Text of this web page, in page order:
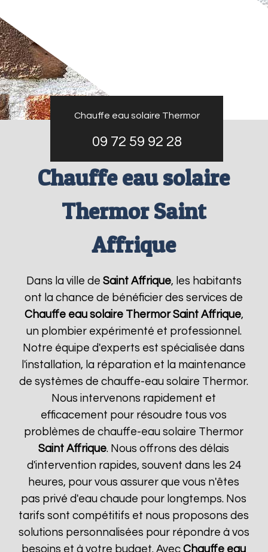
Chauffe eau solaire Thermor
09 72 59 92 28
Chauffe eau solaire
Thermor Saint
Affrique
Dans la ville de Saint Affrique, les habitants
ont la chance de bénéficier des services de
Chauffe eau solaire Thermor Saint Affrique,
un plombier expérimenté et professionnel.
Notre équipe d'experts est spécialisée dans
l'installation, la réparation et la maintenance
de systèmes de chauffe-eau solaire Thermor.
Nous intervenons rapidement et
efficacement pour résoudre tous vos
problèmes de chauffe-eau solaire Thermor
Saint Affrique. Nous offrons des délais
d'intervention rapides, souvent dans les 24
heures, pour vous assurer que vous n'êtes
pas privé d'eau chaude pour longtemps. Nos
tarifs sont compétitifs et nous proposons des
solutions personnalisées pour répondre à vos
besoins et à votre budget. AvecChauffe eau